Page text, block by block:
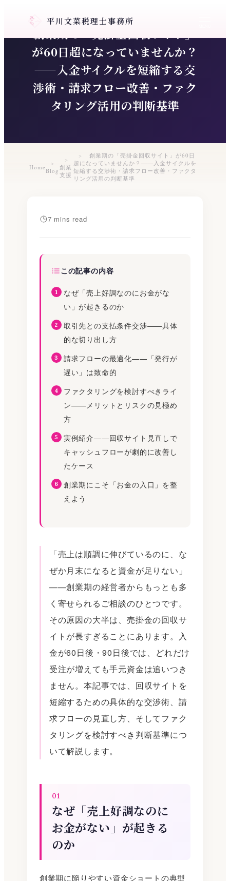
ン
平川文菜税理士事務所
が60日超になっていませんか？
——入金サイクルを短縮する交
渉術・請求フロー改善・ファク
タリング活用の判断基準
HomeBlog 創業
支援
創業期の「売掛金回収サイト」が60日
超になっていませんか？——入金サイクルを
短縮する交渉術・請求フロー改善・ファクタ
リング活用の判断基準
7 mins read
この記事の内容
なぜ「売上好調なのにお金がな
い」が起きるのか
取引先との支払条件交渉——具体
的な切り出し方
請求フローの最適化——「発行が
遅い」は致命的
ファクタリングを検討すべきライ
ン——メリットとリスクの見極め
方
実例紹介——回収サイト見直しで
キャッシュフローが劇的に改善し
たケース
創業期にこそ「お金の入口」を整
えよう
「売上は順調に伸びているのに、な
ぜか月末になると資金が足りない」
——創業期の経営者からもっとも多
く寄せられるご相談のひとつです。
その原因の大半は、売掛金の回収サ
イトが長すぎることにあります。入
金が60日後・90日後では、どれだけ
受注が増えても手元資金は追いつき
ません。本記事では、回収サイトを
短縮するための具体的な交渉術、請
求フローの見直し方、そしてファク
タリングを検討すべき判断基準につ
いて解説します。
01
なぜ「売上好調なのに
お金がない」が起きる
のか
創業期に陥りやすい資金ショートの典型